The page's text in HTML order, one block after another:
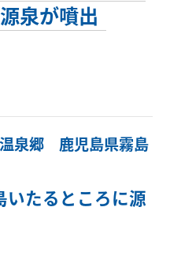
泉が噴出
泉郷 鹿児島県霧島
いたるところに源